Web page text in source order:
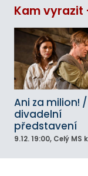
Kam
Ani za milion! /
divadelní
představení
9.12. 19:00, Celý MS